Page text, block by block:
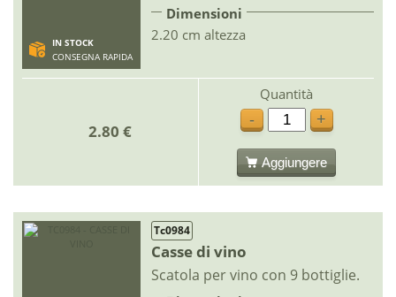
IN STOCK
CONSEGNA RAPIDA
Dimensioni
2.20 cm altezza
2.80 €
Quantità
-
+
Aggiungere
Tc0984
Casse di vino
Scatola per vino con 9 bottiglie.